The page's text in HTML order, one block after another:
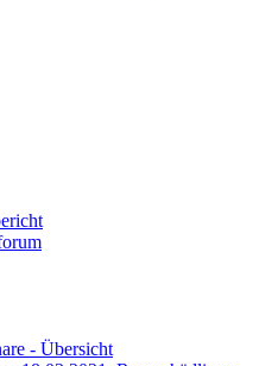
- Übersicht